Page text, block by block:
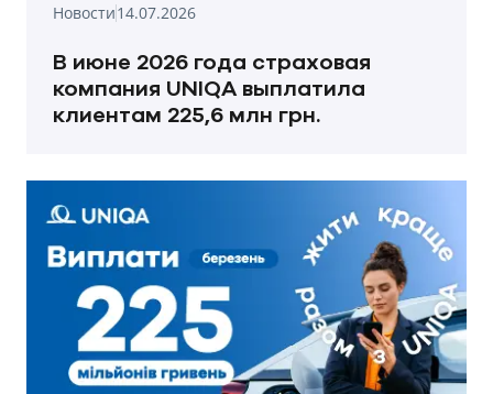
Новости14.07.2026
В июне 2026 года страховая
компания UNIQA выплатила
клиентам 225,6 млн грн.